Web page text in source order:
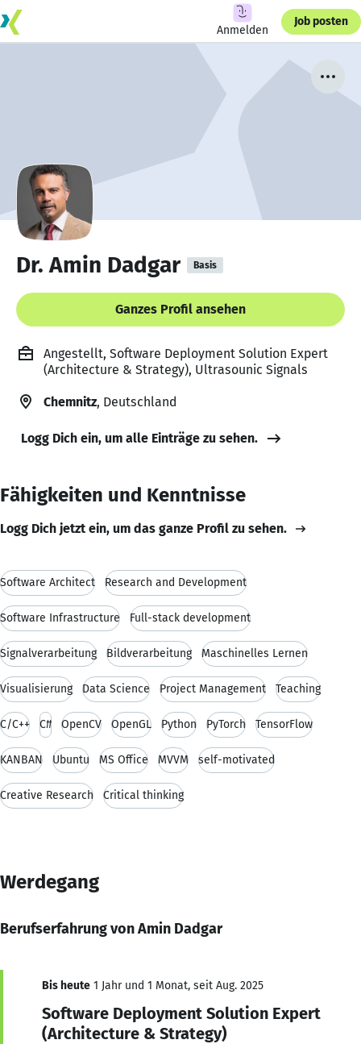
Anmelden
Job posten
Dr. Amin Dadgar Basis
Ganzes Profil ansehen
Angestellt, Software Deployment Solution Expert
(Architecture & Strategy), Ultrasounic Signals
Chemnitz, Deutschland
Logg Dich ein, um alle Einträge zu sehen.
Fähigkeiten und Kenntnisse
Logg Dich jetzt ein, um das ganze Profil zu sehen.
Software Architect Research and Development
Software Infrastructure Full-stack development
Signalverarbeitung Bildverarbeitung Maschinelles Lernen
Visualisierung Data Science Project Management Teaching
C/C++ C# OpenCV OpenGL Python PyTorch TensorFlow
KANBAN Ubuntu MS Office MVVM self-motivated
Creative Research Critical thinking
Werdegang
Berufserfahrung von Amin Dadgar
Bis heute 1 Jahr und 1 Monat, seit Aug. 2025
Software Deployment Solution Expert
(Architecture & Strategy)